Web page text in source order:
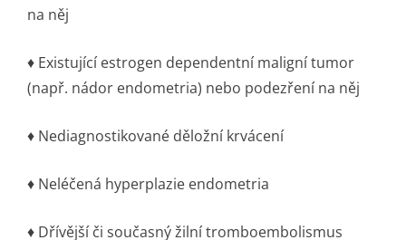
na něj
♦ Existující estrogen dependentní maligní tumor
(např. nádor endometria) nebo podezření na něj
♦ Nediagnostikované děložní krvácení
♦ Neléčená hyperplazie endometria
♦ Dřívější či současný žilní tromboembolismus